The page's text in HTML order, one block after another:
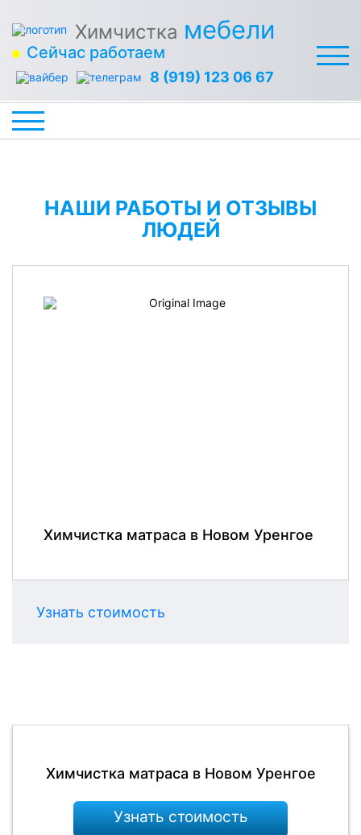
Химчистка мебели
Сейчас работаем
8 (919) 123 06 67
НАШИ РАБОТЫ И ОТЗЫВЫ
ЛЮДЕЙ
Химчистка матраса в Новом Уренгое
Узнать стоимость
Химчистка матраса в Новом Уренгое
Узнать стоимость